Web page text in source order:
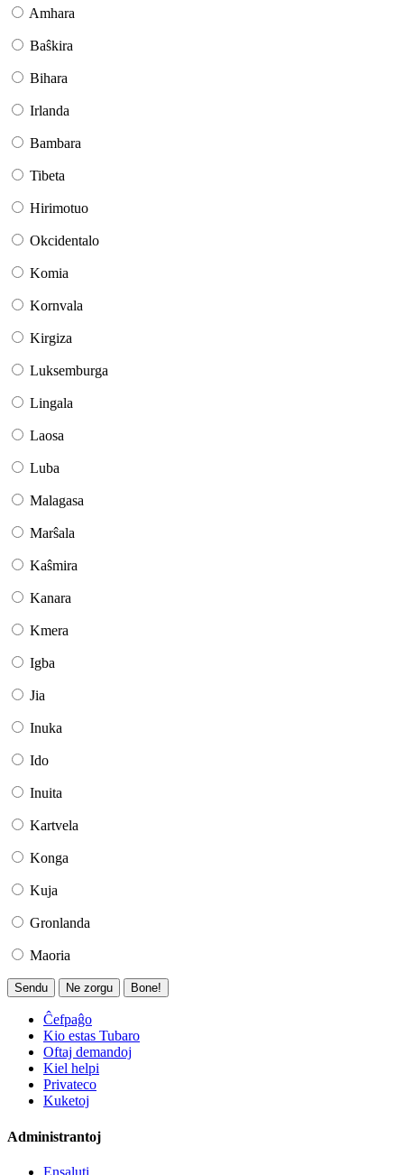
Amhara
Baŝkira
Bihara
Irlanda
Bambara
Tibeta
Hirimotuo
Okcidentalo
Komia
Kornvala
Kirgiza
Luksemburga
Lingala
Laosa
Luba
Malagasa
Marŝala
Kaŝmira
Kanara
Kmera
Igba
Jia
Inuka
Ido
Inuita
Kartvela
Konga
Kuja
Gronlanda
Maoria
Sendu Ne zorgu Bone!
Ĉefpaĝo
Kio estas Tubaro
Oftaj demandoj
Kiel helpi
Privateco
Kuketoj
Administrantoj
Ensaluti